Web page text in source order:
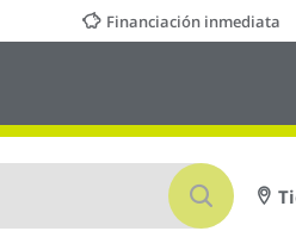
Financiación inmediata
Buscar